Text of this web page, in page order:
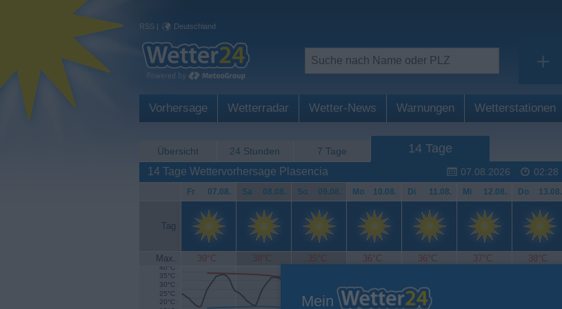
RSS | Deutschland
+
Vorhersage Wetterradar Wetter-News Warnungen Wetterstationen
Übersicht 24 Stunden 7 Tage 14 Tage
07.08.2026 02:28
14 Tage Wettervorhersage Plasencia
Fr. 07.08. Sa. 08.08. So. 09.08. Mo. 10.08. Di. 11.08. Mi. 12.08. Do. 13.08.
Tag
Max. 39°C 38°C 35°C 36°C 36°C 37°C 38°C
20°C
25°C
30°C
35°C
40°C
Mein